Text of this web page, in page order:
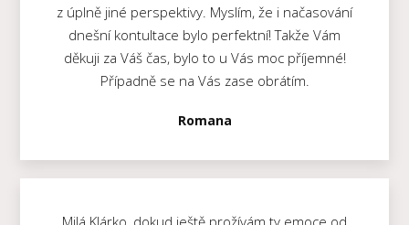
z úplně jiné perspektivy. Myslím, že i načasování
dnešní kontultace bylo perfektní! Takže Vám
děkuji za Váš čas, bylo to u Vás moc příjemné!
Případně se na Vás zase obrátím.
Romana
Milá Klárko, dokud ještě prožívám ty emoce od